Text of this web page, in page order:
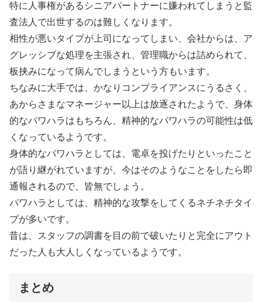
特に人事権があるシニアパートナーに嫌われてしまうと監
査法人で出世するのは難しくなります。
相性が悪いタイプが上司になってしまい、会社からは、ア
グレッシブな処理を主張され、管理職からは詰められて、
板挟みになって病んでしまうという方もいます。
ちなみに大手では、かなりコンプライアンスにうるさく、
あからさまなマネージャー以上は放逐されたようで、身体
的なパワハラはもちろん、精神的なパワハラの可能性は低
くなっているようです。
身体的なパワハラとしては、電卓を投げたりといったこと
が語り継がれていますが、今はそのようなことをしたら即
通報されるので、皆無でしょう。
パワハラとしては、精神的な攻撃をしてくるネチネチタイ
プが多いです。
昔は、スタッフの調書を目の前で破いたりと完全にアウト
だった人も大人しくなっているようです。
まとめ